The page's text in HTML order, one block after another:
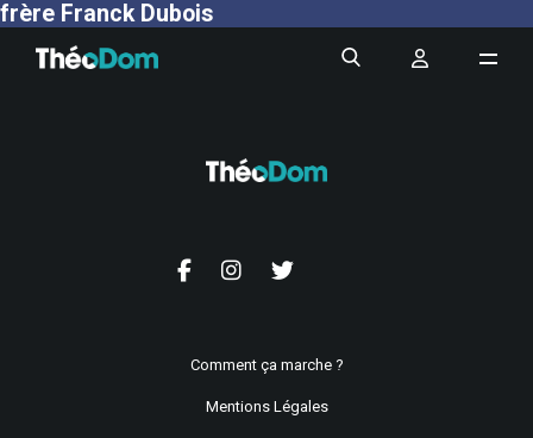
frère Franck Dubois
Comment ça marche ?
Mentions Légales